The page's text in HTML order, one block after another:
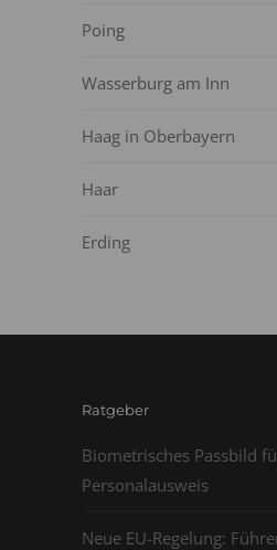
Poing
Wasserburg am Inn
Haag in Oberbayern
Haar
Erding
Ratgeber
Biometrisches Passbild
Personalausweis
Neue EU-Regelung: